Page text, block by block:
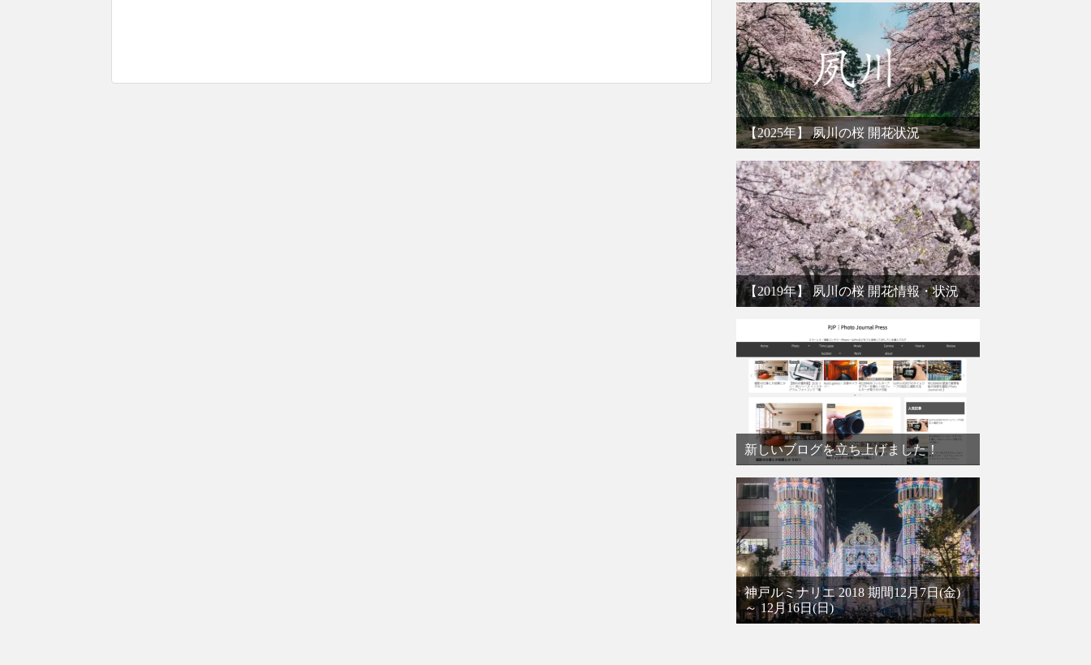
【2025年】 夙川の桜 開花状況
【2019年】 夙川の桜 開花情報・状況
新しいブログを立ち上げました！
神戸ルミナリエ 2018 期間12月7日(金)
～ 12月16日(日)